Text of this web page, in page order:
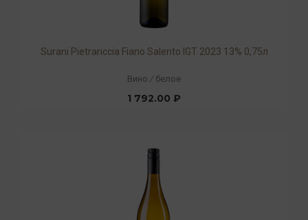
Surani Pietrariccia Fiano Salento IGT 2023 13% 0,75л
Вино / белое
1 792.00 ₽